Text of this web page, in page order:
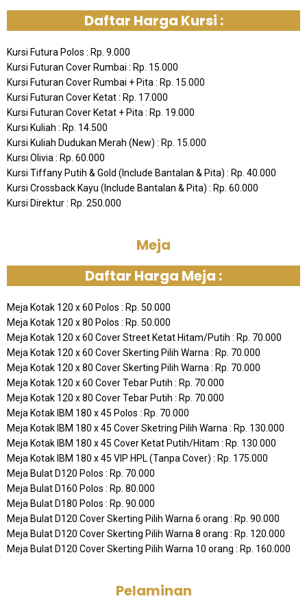
Daftar Harga Kursi :
Kursi Futura Polos : Rp. 9.000
Kursi Futuran Cover Rumbai : Rp. 15.000
Kursi Futuran Cover Rumbai + Pita : Rp. 15.000
Kursi Futuran Cover Ketat : Rp. 17.000
Kursi Futuran Cover Ketat + Pita : Rp. 19.000
Kursi Kuliah : Rp. 14.500
Kursi Kuliah Dudukan Merah (New) : Rp. 15.000
Kursi Olivia : Rp. 60.000
Kursi Tiffany Putih & Gold (Include Bantalan & Pita) : Rp. 40.000
Kursi Crossback Kayu (Include Bantalan & Pita) : Rp. 60.000
Kursi Direktur : Rp. 250.000
Meja
Daftar Harga Meja :
Meja Kotak 120 x 60 Polos : Rp. 50.000
Meja Kotak 120 x 80 Polos : Rp. 50.000
Meja Kotak 120 x 60 Cover Street Ketat Hitam/Putih : Rp. 70.000
Meja Kotak 120 x 60 Cover Skerting Pilih Warna : Rp. 70.000
Meja Kotak 120 x 80 Cover Skerting Pilih Warna : Rp. 70.000
Meja Kotak 120 x 60 Cover Tebar Putih : Rp. 70.000
Meja Kotak 120 x 80 Cover Tebar Putih : Rp. 70.000
Meja Kotak IBM 180 x 45 Polos : Rp. 70.000
Meja Kotak IBM 180 x 45 Cover Sketring Pilih Warna : Rp. 130.000
Meja Kotak IBM 180 x 45 Cover Ketat Putih/Hitam : Rp. 130.000
Meja Kotak IBM 180 x 45 VIP HPL (Tanpa Cover) : Rp. 175.000
Meja Bulat D120 Polos : Rp. 70.000
Meja Bulat D160 Polos : Rp. 80.000
Meja Bulat D180 Polos : Rp. 90.000
Meja Bulat D120 Cover Skerting Pilih Warna 6 orang : Rp. 90.000
Meja Bulat D120 Cover Skerting Pilih Warna 8 orang : Rp. 120.000
Meja Bulat D120 Cover Skerting Pilih Warna 10 orang : Rp. 160.000
Pelaminan